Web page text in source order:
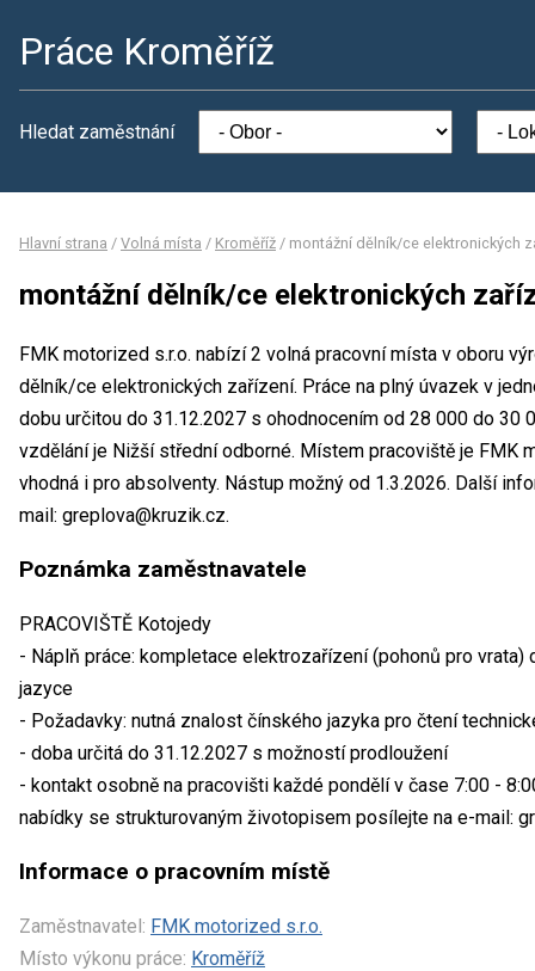
Práce Kroměříž
Hledat zaměstnání
Hlavní strana / Volná místa / Kroměříž / montážní dělník/ce elektronických
montážní dělník/ce elektronických
FMK motorized s.r.o. nabízí 2 volná pracovní místa v oboru
dělník/ce elektronických zařízení. Práce na plný úvazek v
dobu určitou do 31.12.2027 s ohodnocením od 28 000 do 30
vzdělání je Nižší střední odborné. Místem pracoviště je FMK
vhodná i pro absolventy. Nástup možný od 1.3.2026. Další
mail: greplova@kruzik.cz.
Poznámka zaměstnavatele
PRACOVIŠTĚ Kotojedy
- Náplň práce: kompletace elektrozařízení (pohonů pro
jazyce
- Požadavky: nutná znalost čínského jazyka pro čtení
- doba určitá do 31.12.2027 s možností prodloužení
- kontakt osobně na pracovišti každé pondělí v čase 7:00 -
nabídky se strukturovaným životopisem posílejte na e-mail:
Informace o pracovním místě
Zaměstnavatel: FMK motorized s.r.o.
Místo výkonu práce: Kroměříž